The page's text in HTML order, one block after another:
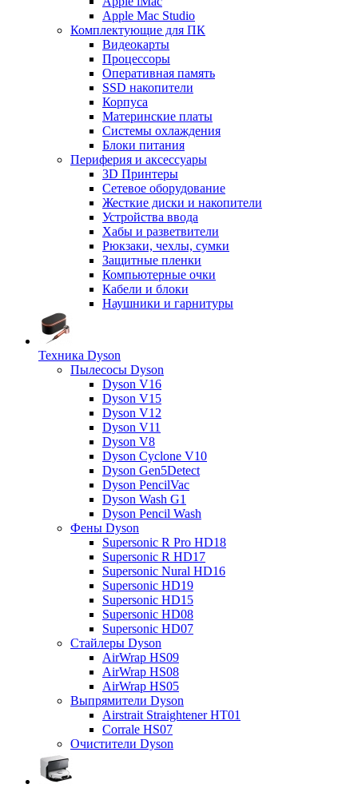
Apple Mac Studio
Комплектующие для ПК
Видеокарты
Процессоры
Оперативная память
SSD накопители
Корпуса
Материнские платы
Системы охлаждения
Блоки питания
Периферия и аксессуары
3D Принтеры
Сетевое оборудование
Жесткие диски и накопители
Устройства ввода
Хабы и разветвители
Рюкзаки, чехлы, сумки
Защитные пленки
Компьютерные очки
Кабели и блоки
Наушники и гарнитуры
Техника Dyson
Пылесосы Dyson
Dyson V16
Dyson V15
Dyson V12
Dyson V11
Dyson V8
Dyson Cyclone V10
Dyson Gen5Detect
Dyson PencilVac
Dyson Wash G1
Dyson Pencil Wash
Фены Dyson
Supersonic R Pro HD18
Supersonic R HD17
Supersonic Nural HD16
Supersonic HD19
Supersonic HD15
Supersonic HD08
Supersonic HD07
Стайлеры Dyson
AirWrap HS09
AirWrap HS08
AirWrap HS05
Выпрямители Dyson
Airstrait Straightener HT01
Corrale HS07
Очистители Dyson